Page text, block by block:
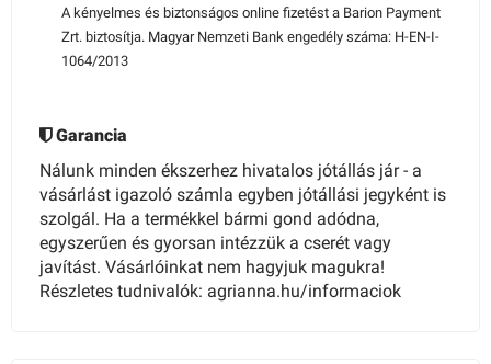
A kényelmes és biztonságos online fizetést a Barion Payment
Zrt. biztosítja. Magyar Nemzeti Bank engedély száma: H-EN-I-
1064/2013
Garancia
Nálunk minden ékszerhez hivatalos jótállás jár - a
vásárlást igazoló számla egyben jótállási jegyként is
szolgál. Ha a termékkel bármi gond adódna,
egyszerűen és gyorsan intézzük a cserét vagy
javítást. Vásárlóinkat nem hagyjuk magukra!
Részletes tudnivalók: agrianna.hu/informaciok